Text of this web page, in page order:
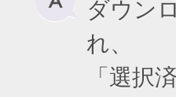
ダウン
れ、
「選択